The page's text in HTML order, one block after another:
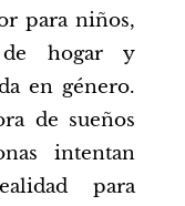
para niños,
de hogar y
en género.
de sueños
intentan
para